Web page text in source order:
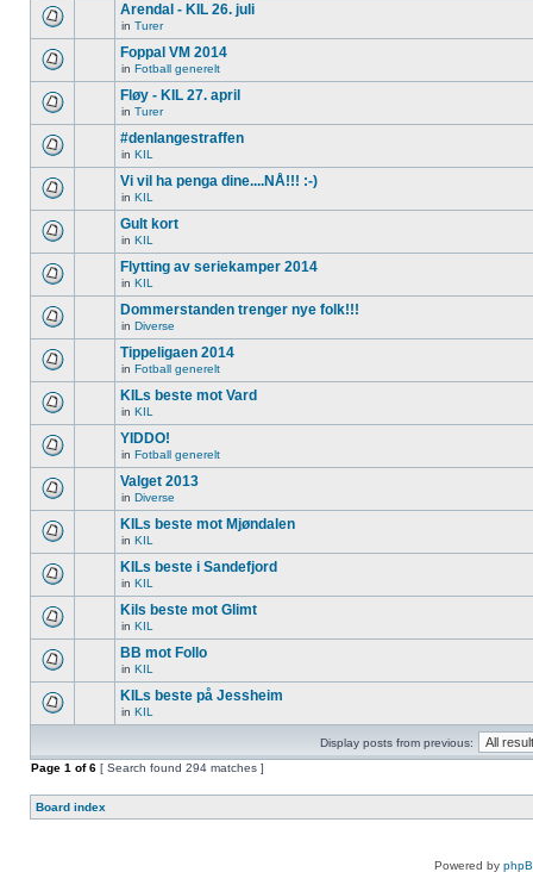
Arendal - KIL 26. juli
in Turer
Foppal VM 2014
in Fotball generelt
Fløy - KIL 27. april
in Turer
#denlangestraffen
in KIL
Vi vil ha penga dine....NÅ!!! :-)
in KIL
Gult kort
in KIL
Flytting av seriekamper 2014
in KIL
Dommerstanden trenger nye folk!!!
in Diverse
Tippeligaen 2014
in Fotball generelt
KILs beste mot Vard
in KIL
YIDDO!
in Fotball generelt
Valget 2013
in Diverse
KILs beste mot Mjøndalen
in KIL
KILs beste i Sandefjord
in KIL
Kils beste mot Glimt
in KIL
BB mot Follo
in KIL
KILs beste på Jessheim
in KIL
Display posts from previous:
Page 1 of6 [ Search found 294 matches ]
Board index
Powered by